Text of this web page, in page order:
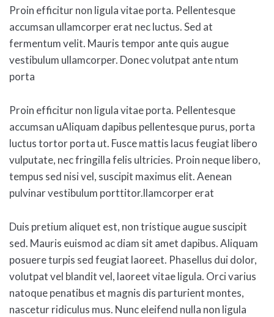
Proin efficitur non ligula vitae porta. Pellentesque
accumsan ullamcorper erat nec luctus. Sed at
fermentum velit. Mauris tempor ante quis augue
vestibulum ullamcorper. Donec volutpat ante ntum
porta
Proin efficitur non ligula vitae porta. Pellentesque
accumsan uAliquam dapibus pellentesque purus, porta
luctus tortor porta ut. Fusce mattis lacus feugiat libero
vulputate, nec fringilla felis ultricies. Proin neque libero,
tempus sed nisi vel, suscipit maximus elit. Aenean
pulvinar vestibulum porttitor.llamcorper erat
Duis pretium aliquet est, non tristique augue suscipit
sed. Mauris euismod ac diam sit amet dapibus. Aliquam
posuere turpis sed feugiat laoreet. Phasellus dui dolor,
volutpat vel blandit vel, laoreet vitae ligula. Orci varius
natoque penatibus et magnis dis parturient montes,
nascetur ridiculus mus. Nunc eleifend nulla non ligula